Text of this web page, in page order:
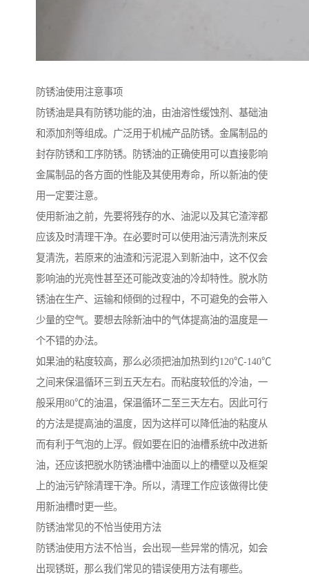
防锈油使用注意事项
防锈油是具有防锈功能的油，由油溶性缓蚀剂、基础油
和添加剂等组成。广泛用于机械产品防锈。金属制品的
封存防锈和工序防锈。防锈油的正确使用可以直接影响
金属制品的各方面的性能及其使用寿命，所以新油的使
用一定要注意。
使用新油之前，先要将残存的水、油泥以及其它渣滓都
应该及时清理干净。在必要时可以使用油污清洗剂来反
复清洗，若原来的油渣和污泥混入到新油中，这不仅会
影响油的光亮性甚至还可能改变油的冷却特性。脱水防
锈油在生产、运输和倾倒的过程中，不可避免的会带入
少量的空气。要想去除新油中的气体提高油的温度是一
个不错的办法。
如果油的粘度较高，那么必须把油加热到约120℃-140℃
之间来保温循环三到五天左右。而粘度较低的冷油，一
般采用80℃的油温，保温循环二至三天左右。因此可行
的方法是提高油的温度，因为这样可以降低油的粘度从
而有利于气泡的上浮。假如要在旧的油槽系统中改进新
油，还应该把脱水防锈油槽中油面以上的槽壁以及框架
上的油污铲除清理干净。所以，清理工作应该做得比使
用新油槽时更一些。
防锈油常见的不恰当使用方法
防锈油使用方法不恰当，会出现一些异常的情况，如会
出现锈斑，那么我们常见的错误使用方法有哪些。